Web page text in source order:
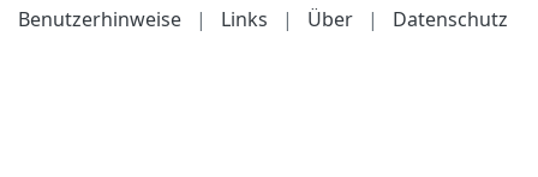
Benutzerhinweise
| Links | Über | Datenschutz